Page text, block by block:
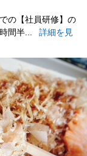
の【社員研修】の
間半...
詳細を見